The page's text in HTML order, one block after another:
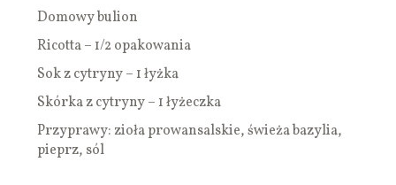
Domowy bulion
Ricotta – 1/2 opakowania
Sok z cytryny – 1 łyżka
Skórka z cytryny – 1 łyżeczka
Przyprawy: zioła prowansalskie, świeża bazylia,
pieprz, sól